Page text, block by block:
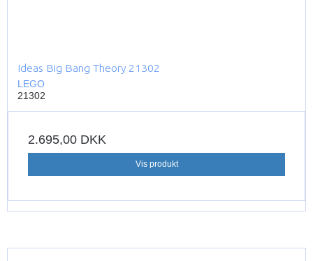
Ideas Big Bang Theory 21302
LEGO
21302
2.695,00 DKK
Vis produkt